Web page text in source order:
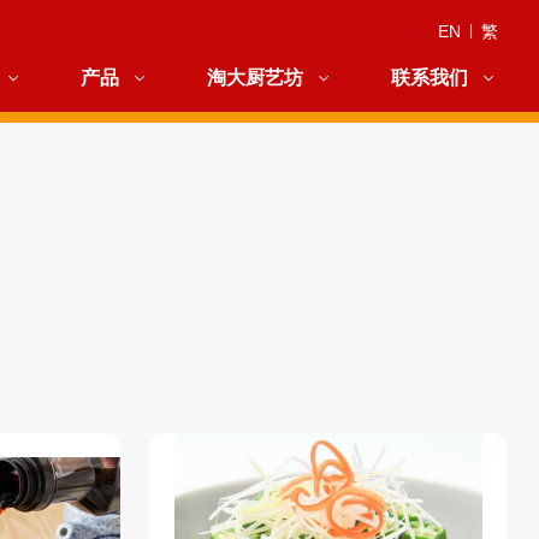
EN 繁
产品 淘大厨艺坊 联系我们